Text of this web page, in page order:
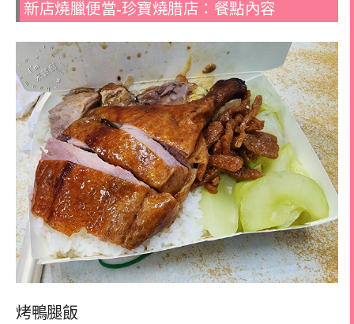
新店燒臘便當-珍寶燒腊店：餐點內容
烤鴨腿飯